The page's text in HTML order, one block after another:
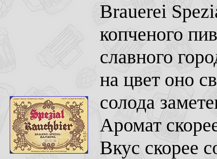
Brauerei
копченого
славного
на цвет оно
солода
Аромат
Вкус скорее